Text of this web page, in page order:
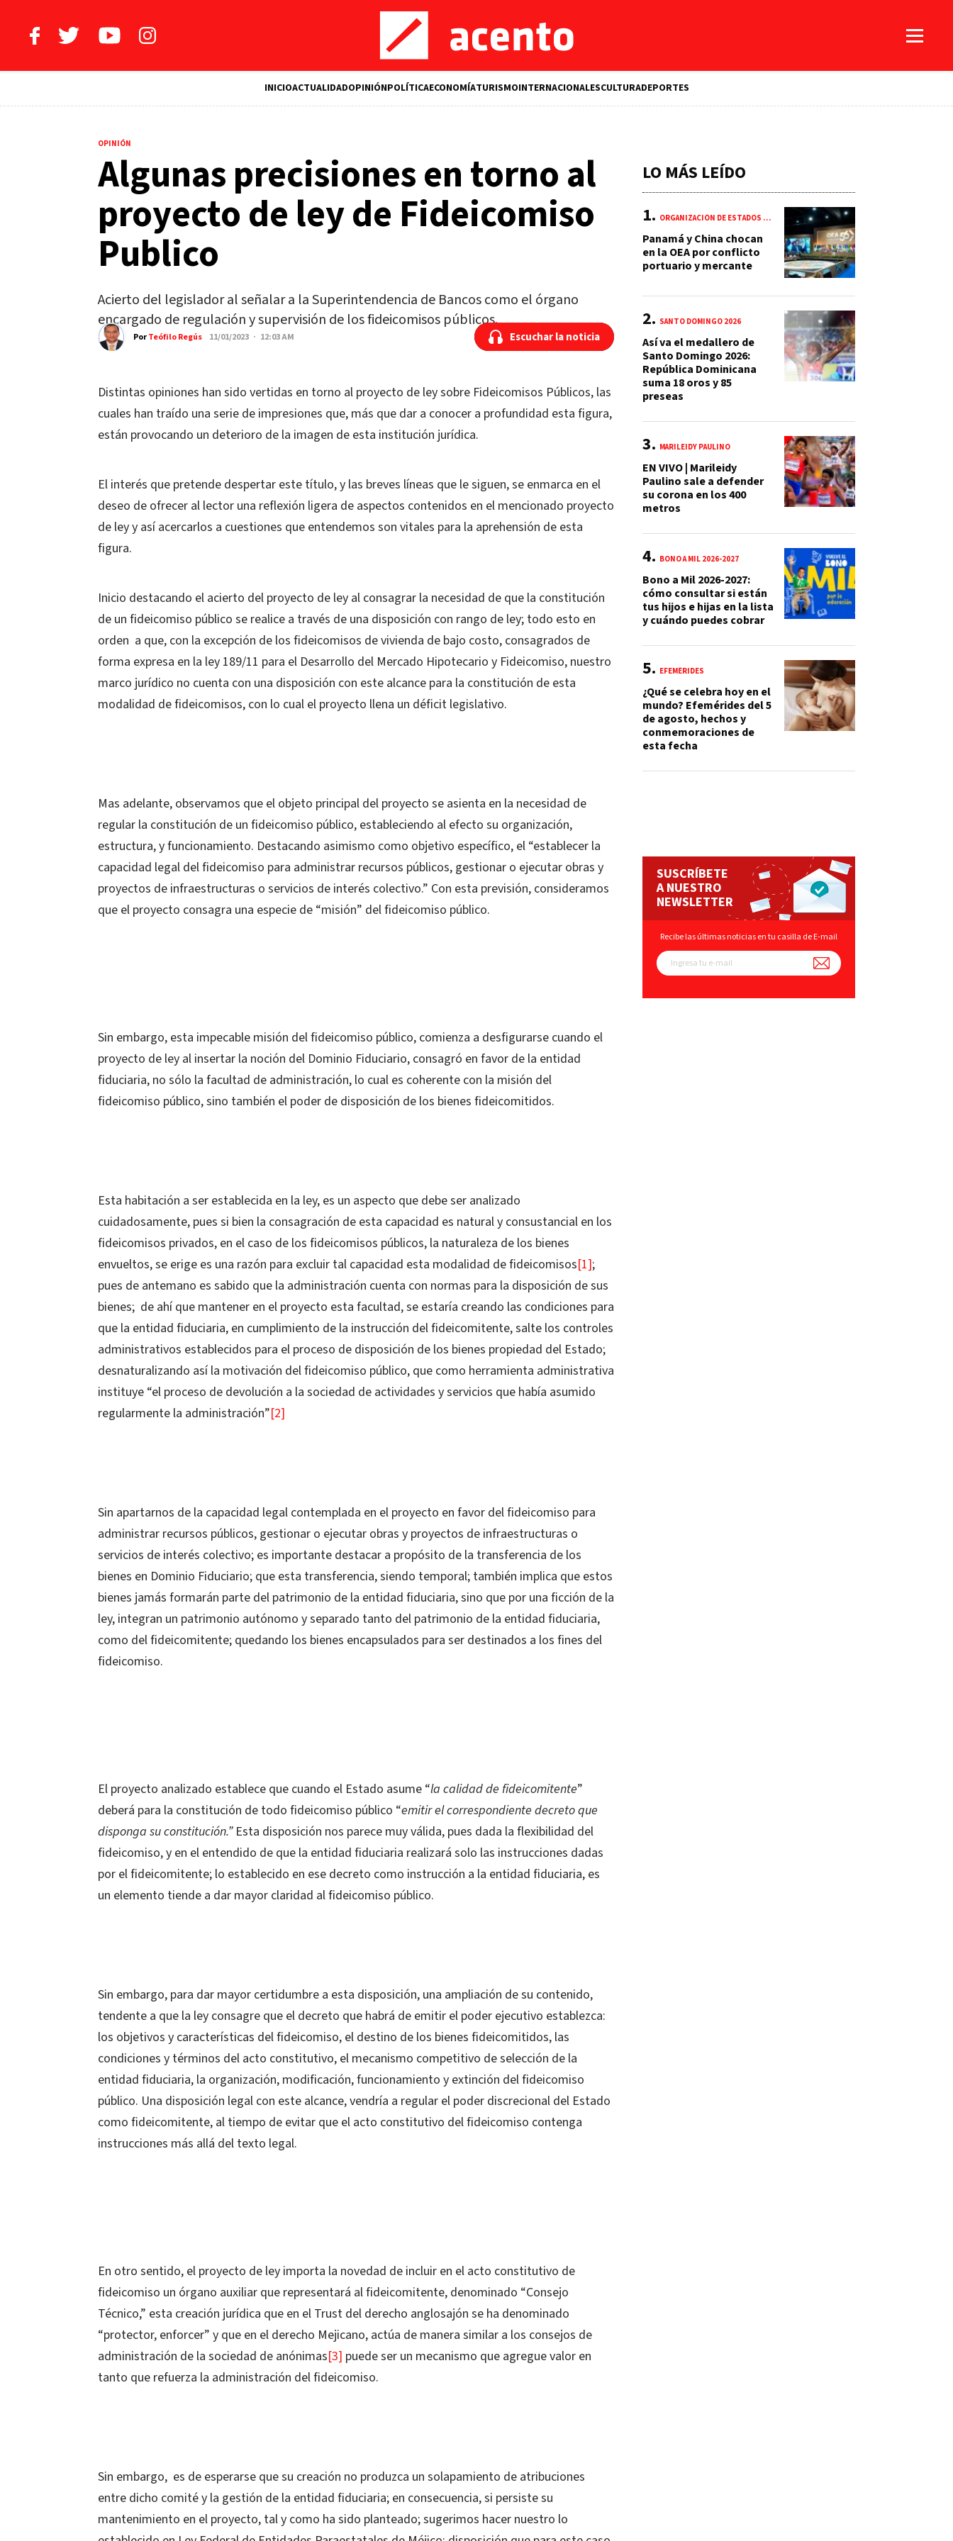
INICIOACTUALIDADOPINIÓNPOLÍTICAECONOMÍATURISMOINTERNACIONALESCULTURADEPORTES
OPINIÓN
Algunas precisiones en torno al
proyecto de ley de Fideicomiso
Publico
Acierto del legislador al señalar a la Superintendencia de Bancos como el órgano
encargado de regulación y supervisión de los fideicomisos públicos.
PorTeófilo Regús 11/01/2023 · 12:03 AM Escuchar la noticia
Escuchar la noticia
Distintas opiniones han sido vertidas en torno al proyecto de ley sobre Fideicomisos Públicos, las
cuales han traído una serie de impresiones que, más que dar a conocer a profundidad esta figura,
están provocando un deterioro de la imagen de esta institución jurídica.
El interés que pretende despertar este título, y las breves líneas que le siguen, se enmarca en el
deseo de ofrecer al lector una reflexión ligera de aspectos contenidos en el mencionado proyecto
de ley y así acercarlos a cuestiones que entendemos son vitales para la aprehensión de esta
figura.
Inicio destacando el acierto del proyecto de ley al consagrar la necesidad de que la constitución
de un fideicomiso público se realice a través de una disposición con rango de ley; todo esto en
orden a que, con la excepción de los fideicomisos de vivienda de bajo costo, consagrados de
forma expresa en la ley 189/11 para el Desarrollo del Mercado Hipotecario y Fideicomiso, nuestro
marco jurídico no cuenta con una disposición con este alcance para la constitución de esta
modalidad de fideicomisos, con lo cual el proyecto llena un déficit legislativo.
Mas adelante, observamos que el objeto principal del proyecto se asienta en la necesidad de
regular la constitución de un fideicomiso público, estableciendo al efecto su organización,
estructura, y funcionamiento. Destacando asimismo como objetivo específico, el “establecer la
capacidad legal del fideicomiso para administrar recursos públicos, gestionar o ejecutar obras y
proyectos de infraestructuras o servicios de interés colectivo.” Con esta previsión, consideramos
que el proyecto consagra una especie de “misión” del fideicomiso público.
Sin embargo, esta impecable misión del fideicomiso público, comienza a desfigurarse cuando el
proyecto de ley al insertar la noción del Dominio Fiduciario, consagró en favor de la entidad
fiduciaria, no sólo la facultad de administración, lo cual es coherente con la misión del
fideicomiso público, sino también el poder de disposición de los bienes fideicomitidos.
Esta habitación a ser establecida en la ley, es un aspecto que debe ser analizado
cuidadosamente, pues si bien la consagración de esta capacidad es natural y consustancial en los
fideicomisos privados, en el caso de los fideicomisos públicos, la naturaleza de los bienes
envueltos, se erige es una razón para excluir tal capacidad esta modalidad de fideicomisos[1];
pues de antemano es sabido que la administración cuenta con normas para la disposición de sus
bienes; de ahí que mantener en el proyecto esta facultad, se estaría creando las condiciones para
que la entidad fiduciaria, en cumplimiento de la instrucción del fideicomitente, salte los controles
administrativos establecidos para el proceso de disposición de los bienes propiedad del Estado;
desnaturalizando así la motivación del fideicomiso público, que como herramienta administrativa
instituye “el proceso de devolución a la sociedad de actividades y servicios que había asumido
regularmente la administración”[2]
Sin apartarnos de la capacidad legal contemplada en el proyecto en favor del fideicomiso para
administrar recursos públicos, gestionar o ejecutar obras y proyectos de infraestructuras o
servicios de interés colectivo; es importante destacar a propósito de la transferencia de los
bienes en Dominio Fiduciario; que esta transferencia, siendo temporal; también implica que estos
bienes jamás formarán parte del patrimonio de la entidad fiduciaria, sino que por una ficción de la
ley, integran un patrimonio autónomo y separado tanto del patrimonio de la entidad fiduciaria,
como del fideicomitente; quedando los bienes encapsulados para ser destinados a los fines del
fideicomiso.
El proyecto analizado establece que cuando el Estado asume “la calidad de fideicomitente”
deberá para la constitución de todo fideicomiso público “emitir el correspondiente decreto que
disponga su constitución.”Esta disposición nos parece muy válida, pues dada la flexibilidad del
fideicomiso, y en el entendido de que la entidad fiduciaria realizará solo las instrucciones dadas
por el fideicomitente; lo establecido en ese decreto como instrucción a la entidad fiduciaria, es
un elemento tiende a dar mayor claridad al fideicomiso público.
Sin embargo, para dar mayor certidumbre a esta disposición, una ampliación de su contenido,
tendente a que la ley consagre que el decreto que habrá de emitir el poder ejecutivo establezca:
los objetivos y características del fideicomiso, el destino de los bienes fideicomitidos, las
condiciones y términos del acto constitutivo, el mecanismo competitivo de selección de la
entidad fiduciaria, la organización, modificación, funcionamiento y extinción del fideicomiso
público. Una disposición legal con este alcance, vendría a regular el poder discrecional del Estado
como fideicomitente, al tiempo de evitar que el acto constitutivo del fideicomiso contenga
instrucciones más allá del texto legal.
En otro sentido, el proyecto de ley importa la novedad de incluir en el acto constitutivo de
fideicomiso un órgano auxiliar que representará al fideicomitente, denominado “Consejo
Técnico,” esta creación jurídica que en el Trust del derecho anglosajón se ha denominado
“protector, enforcer” y que en el derecho Mejicano, actúa de manera similar a los consejos de
administración de la sociedad de anónimas[3] puede ser un mecanismo que agregue valor en
tanto que refuerza la administración del fideicomiso.
Sin embargo, es de esperarse que su creación no produzca un solapamiento de atribuciones
entre dicho comité y la gestión de la entidad fiduciaria; en consecuencia, si persiste su
mantenimiento en el proyecto, tal y como ha sido planteado; sugerimos hacer nuestro lo
LO MÁS LEÍDO
ORGANIZACIÓN DE ESTADOS AMERICANOS (OEA)
Panamá y China chocan
en la OEA por conflicto
portuario y mercante
SANTO DOMINGO 2026
Así va el medallero de
Santo Domingo 2026:
República Dominicana
suma 18 oros y 85
preseas
MARILEIDY PAULINO
EN VIVO | Marileidy
Paulino sale a defender
su corona en los 400
metros
BONO A MIL 2026-2027
Bono a Mil 2026-2027:
cómo consultar si están
tus hijos e hijas en la lista
y cuándo puedes cobrar
EFEMÉRIDES
¿Qué se celebra hoy en el
mundo? Efemérides del 5
de agosto, hechos y
conmemoraciones de
esta fecha
SUSCRÍBETE
A NUESTRO
NEWSLETTER
Recibe las últimas noticias en tu casilla de E-mail